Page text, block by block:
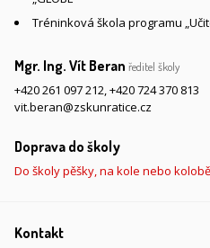
Tréninková škola programu
Mgr. Ing. Vít Beran ředitel školy
+420 261 097 212,+420 724 370 813
vit.beran@zskunratice.cz
Doprava do školy
Do školy pěšky, na kole nebo
Kontakt